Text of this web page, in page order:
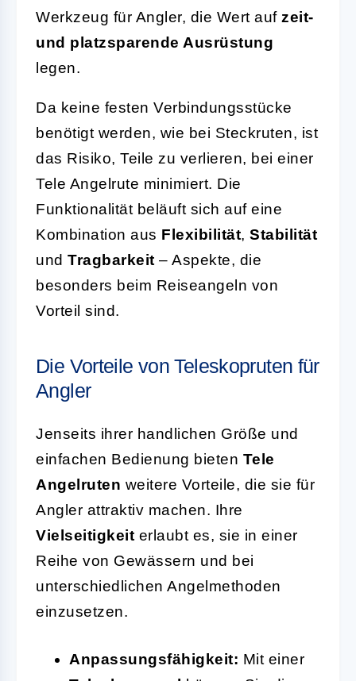
Werkzeug für Angler, die Wert auf zeit-
und platzsparende Ausrüstung
legen.
Da keine festen Verbindungsstücke
benötigt werden, wie bei Steckruten, ist
das Risiko, Teile zu verlieren, bei einer
Tele Angelrute minimiert. Die
Funktionalität beläuft sich auf eine
Kombination aus Flexibilität, Stabilität
und Tragbarkeit – Aspekte, die
besonders beim Reiseangeln von
Vorteil sind.
Die Vorteile von Teleskopruten für
Angler
Jenseits ihrer handlichen Größe und
einfachen Bedienung bieten Tele
Angelruten weitere Vorteile, die sie für
Angler attraktiv machen. Ihre
Vielseitigkeit erlaubt es, sie in einer
Reihe von Gewässern und bei
unterschiedlichen Angelmethoden
einzusetzen.
Anpassungsfähigkeit: Mit einer